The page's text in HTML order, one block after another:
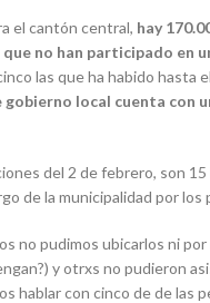
el cantón central, hay
no han participado en
las que ha habido hasta
gobierno local cuenta con
del 2 de febrero, son
de la municipalidad por los
no pudimos ubicarlos ni
y otrxs no pudieron
hablar con cinco de de las